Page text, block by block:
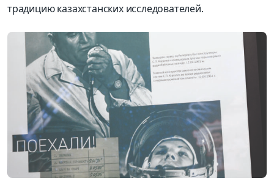
традицию казахстанских исследователей.